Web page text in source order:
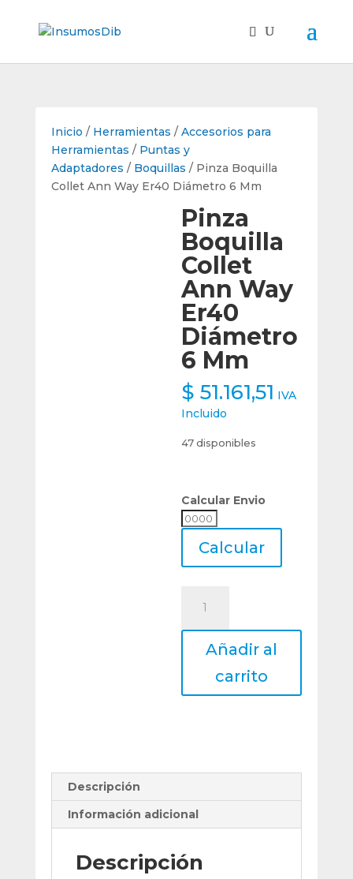
Inicio / Herramientas / Accesorios para
Herramientas / Puntas y
Adaptadores / Boquillas / Pinza Boquilla
Collet Ann Way Er40 Diámetro 6 Mm
Pinza
Boquilla
Collet
Ann Way
Er40
Diámetro
6 Mm
$ 51.161,51 IVA
Incluido
47 disponibles
Calcular Envio
Calcular
Calcular
Boquilla
Collet
Añadir al
carrito
Descripción
Información adicional
Descripción